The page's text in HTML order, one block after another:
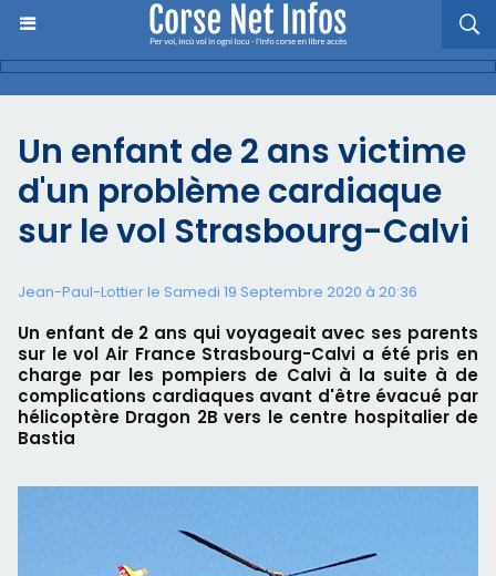
Un enfant de 2 ans victime
d'un problème cardiaque
sur le vol Strasbourg-Calvi
Jean-Paul-Lottier le Samedi 19 Septembre 2020 à 20:36
Un enfant de 2 ans qui voyageait avec ses parents
sur le vol Air France Strasbourg-Calvi a été pris en
charge par les pompiers de Calvi à la suite à de
complications cardiaques avant d'être évacué par
hélicoptère Dragon 2B vers le centre hospitalier de
Bastia